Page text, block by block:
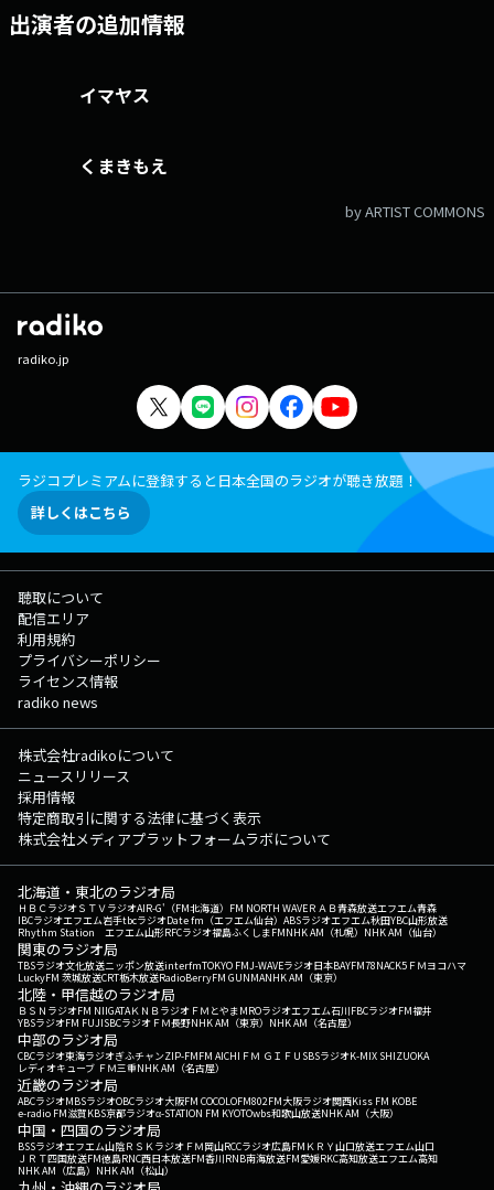
て投稿 ◎「HAPPYパンチ！」番組X ◎「HAPPYパンチ！」番組ブログ
出演者の追加情報
イマヤス
くまきもえ
by ARTIST COMMONS
radiko.jp
ラジコプレミアムに登録すると日本全国のラジオが聴き放題！
詳しくはこちら
聴取について
配信エリア
利用規約
プライバシーポリシー
ライセンス情報
radiko news
株式会社radikoについて
ニュースリリース
採用情報
特定商取引に関する法律に基づく表示
株式会社メディアプラットフォームラボについて
北海道・東北のラジオ局
ＨＢＣラジオＳＴＶラジオAIR-G'（FM北海道） FM NORTH WAVEＲＡＢ青森放送エフエム青森
IBCラジオエフエム岩手tbcラジオDate fm（エフエム仙台） ABSラジオエフエム秋田YBC山形放送
Rhythm Station エフエム山形RFCラジオ福島ふくしまFMNHK AM（札幌） NHK AM（仙台）
関東のラジオ局
TBSラジオ文化放送ニッポン放送interfmTOKYO FMJ-WAVEラジオ日本BAYFM78NACK5 ＦＭヨコハマ
LuckyFM 茨城放送CRT栃木放送RadioBerryFM GUNMANHK AM（東京）
北陸・甲信越のラジオ局
ＢＳＮラジオFM NIIGATAＫＮＢラジオ ＦＭとやまMROラジオエフエム石川FBCラジオFM福井
YBSラジオFM FUJISBCラジオ ＦＭ長野NHK AM（東京） NHK AM（名古屋）
中部のラジオ局
CBCラジオ東海ラジオぎふチャンZIP-FMFM AICHI ＦＭ ＧＩＦＵ SBSラジオK-MIX SHIZUOKA
レディオキューブ ＦＭ三重NHK AM（名古屋）
近畿のラジオ局
ABCラジオMBSラジオOBCラジオ大阪FM COCOLOFM802FM大阪ラジオ関西Kiss FM KOBE
e-radio FM滋賀KBS京都ラジオα-STATION FM KYOTOwbs和歌山放送NHK AM（大阪）
中国・四国のラジオ局
BSSラジオエフエム山陰ＲＳＫラジオ ＦＭ岡山RCCラジオ広島FM ＫＲＹ山口放送エフエム山口
ＪＲＴ四国放送FM徳島RNC西日本放送FM香川RNB南海放送FM愛媛RKC高知放送エフエム高知
NHK AM（広島） NHK AM（松山）